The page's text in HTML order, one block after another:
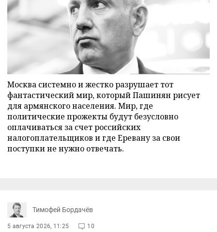
Москва системно и жестко разрушает тот
фантастический мир, который Пашинян рисует
для армянского населения. Мир, где
политические прожекты будут безусловно
оплачиваться за счет российских
налогоплательщиков и где Еревану за свои
поступки не нужно отвечать.
Тимофей Бордачёв
5 августа 2026, 11:25 10